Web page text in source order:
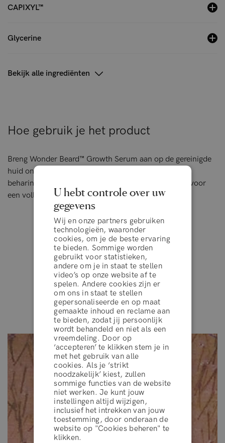
CAPIXYL™
Glycerine
Bekijk alle ingrediënten
Hoe gebruik je het product
Breng Wonder Beard™ Growth Serum aan op de gereinigde
huid onder de baard, vooral op plekken met dunne
beharing. Breng het baardgroei middel dagelijks aan voor
een vollere baard.
Resultaten van klanten
algemene voorwaarden
WEIGEREN
ACCEPTEER
U hebt controle over uw
gegevens
Wij en onze partners gebruiken
technologieën, waaronder
cookies, om je de beste ervaring
te bieden. Sommige worden
gebruikt voor statistieken,
andere om je in staat te stellen
video’s op onze website af te
spelen. Andere cookies zijn er
om ons in staat te stellen
gepersonaliseerde en op maat
gemaakte inhoud en reclame aan
te bieden, zodat jij persoonlijk
wordt behandeld en niet als een
vreemdeling. Door op
‘accepteren’ te klikken stem je in
met het gebruik van alle
cookies. Als je ‘strikt
noodzakelijk’ kiest, zullen
sommige functies van de website
niet werken. Je kunt jouw
instellingen altijd wijzigen,
inclusief het intrekken van jouw
toestemming, door onderaan de
website op "Cookies beheren" te
klikken.